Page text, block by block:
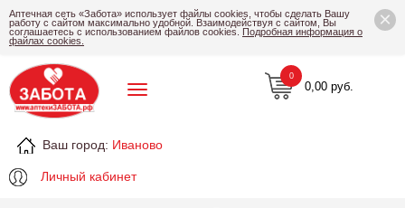
×
Аптечная сеть «Забота» использует файлы cookies, чтобы сделать Вашу
работу с сайтом максимально удобной. Взаимодействуя с сайтом, Вы
соглашаетесь с использованием файлов cookies. Подробная информация о
файлах cookies.
Ваш город: Иваново
Личный кабинет
0,00 руб.
0